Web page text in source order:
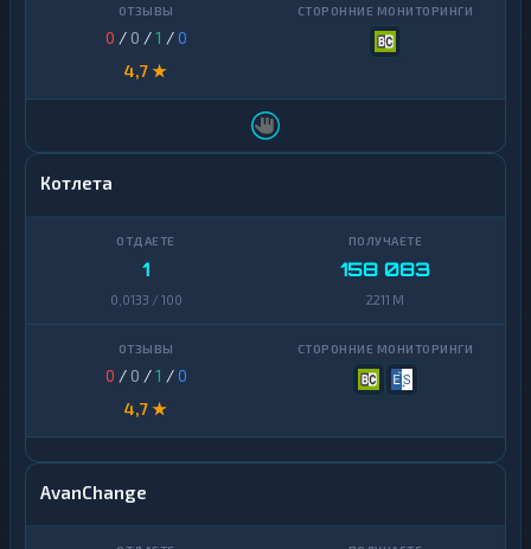
0 / 0 /1 /0
4,7 ★
Котлета
1
0,0133 / 100
158 083
2211 M
0 / 0 /1 /0
4,7 ★
AvanChange